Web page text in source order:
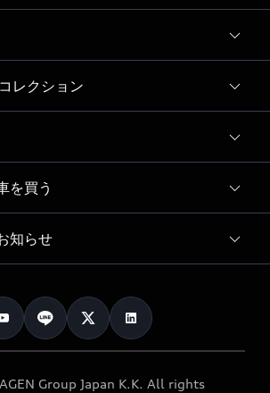
定モデル
ン
レクション
ート
を買う
知らせ
ンペーン
Group Japan K.K. All rights